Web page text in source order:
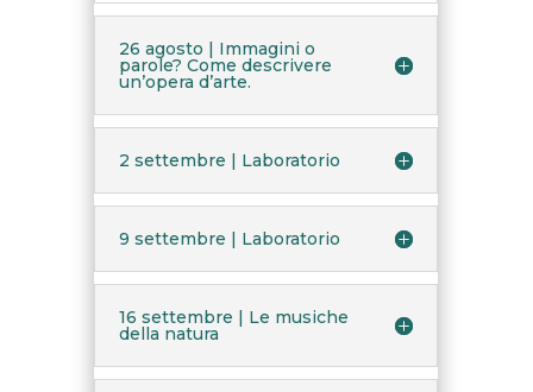
26 agosto | Immagini o
parole? Come descrivere
un’opera d’arte.
2 settembre | Laboratorio
9 settembre | Laboratorio
16 settembre | Le musiche
della natura